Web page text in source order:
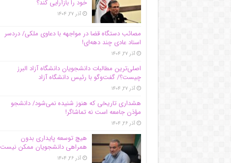
خود را بازآرایی کند؟
آذر ۲۷, ۱۴۰۴
مصائب دستگاه قضا در مواجهه با دعاوی ملکی/ دردسر
اسناد عادی چند‌ دهه‌ای!
آذر ۲۷, ۱۴۰۴
اصلی‌ترین مطالبات دانشجویان دانشگاه آزاد البرز
چیست؟/ گفت‌وگو با رئیس دانشگاه آز‌اد
آذر ۲۷, ۱۴۰۴
هشداری تاریخی که هنوز شنیده نمی‌شود/ دانشجو
مؤذن جامعه است نه تماشاگر!
آذر ۲۶, ۱۴۰۴
هیچ توسعه پایداری بدون
همراهی دانشجویان ممکن نیست
آذر ۲۶, ۱۴۰۴